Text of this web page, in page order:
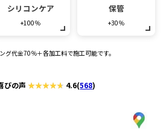
シリコンケア
+100％
保管
+30％
代金70％＋各加工料で施工可能です。
びの声 4.6(568)